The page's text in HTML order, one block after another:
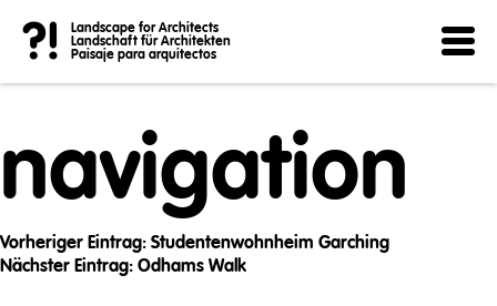
?!
Landscape for Architects
Landschaft für Architekten
Paisaje para arquitectos
Post
navigation
Vorheriger Eintrag: Studentenwohnheim Garching
Nächster Eintrag: Odhams Walk